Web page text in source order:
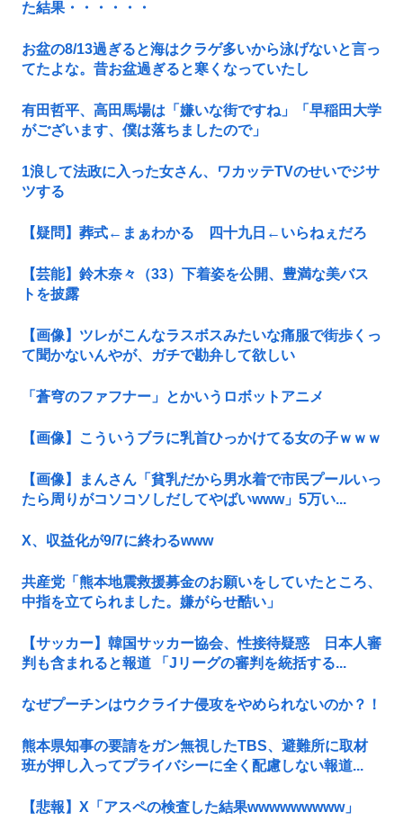
た結果・・・・・・
お盆の8/13過ぎると海はクラゲ多いから泳げないと言っ
てたよな。昔お盆過ぎると寒くなっていたし
有田哲平、高田馬場は「嫌いな街ですね」「早稲田大学
がございます、僕は落ちましたので」
1浪して法政に入った女さん、ワカッテTVのせいでジサ
ツする
【疑問】葬式←まぁわかる 四十九日←いらねぇだろ
【芸能】鈴木奈々（33）下着姿を公開、豊満な美バス
トを披露
【画像】ツレがこんなラスボスみたいな痛服で街歩くっ
て聞かないんやが、ガチで勘弁して欲しい
「蒼穹のファフナー」とかいうロボットアニメ
【画像】こういうブラに乳首ひっかけてる女の子ｗｗｗ
【画像】まんさん「貧乳だから男水着で市民プールいっ
たら周りがコソコソしだしてやばいwww」5万い...
X、収益化が9/7に終わるwww
共産党「熊本地震救援募金のお願いをしていたところ、
中指を立てられました。嫌がらせ酷い」
【サッカー】韓国サッカー協会、性接待疑惑 日本人審
判も含まれると報道 「Jリーグの審判を統括する...
なぜプーチンはウクライナ侵攻をやめられないのか？！
熊本県知事の要請をガン無視したTBS、避難所に取材
班が押し入ってプライバシーに全く配慮しない報道...
【悲報】X「アスペの検査した結果wwwwwwwww」